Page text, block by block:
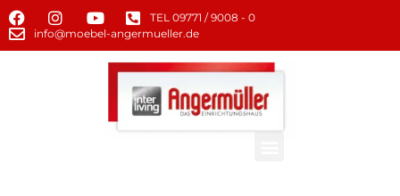
TEL 09771 / 9008 - 0
info@moebel-angermueller.de